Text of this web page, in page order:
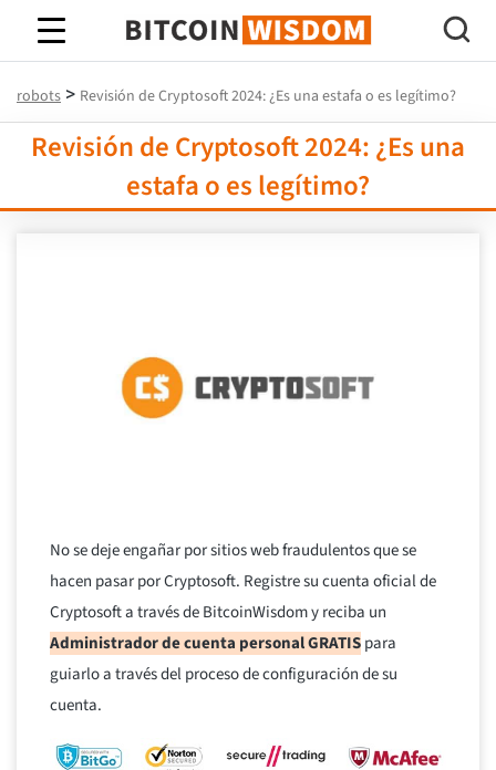
Sabiduría de Bitcoin
robots > Revisión de Cryptosoft 2024: ¿Es una estafa o es legítimo?
Revisión de Cryptosoft 2024: ¿Es una
estafa o es legítimo?
No se deje engañar por sitios web fraudulentos que se
hacen pasar por Cryptosoft. Registre su cuenta oficial de
Cryptosoft a través de BitcoinWisdom y reciba un
Administrador de cuenta personal GRATISpara
guiarlo a través del proceso de configuración de su
cuenta.